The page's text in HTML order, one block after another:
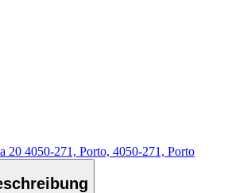
20 4050-271, Porto, 4050-271, Porto